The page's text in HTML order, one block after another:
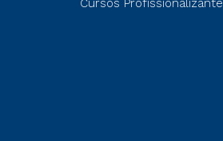
Cursos